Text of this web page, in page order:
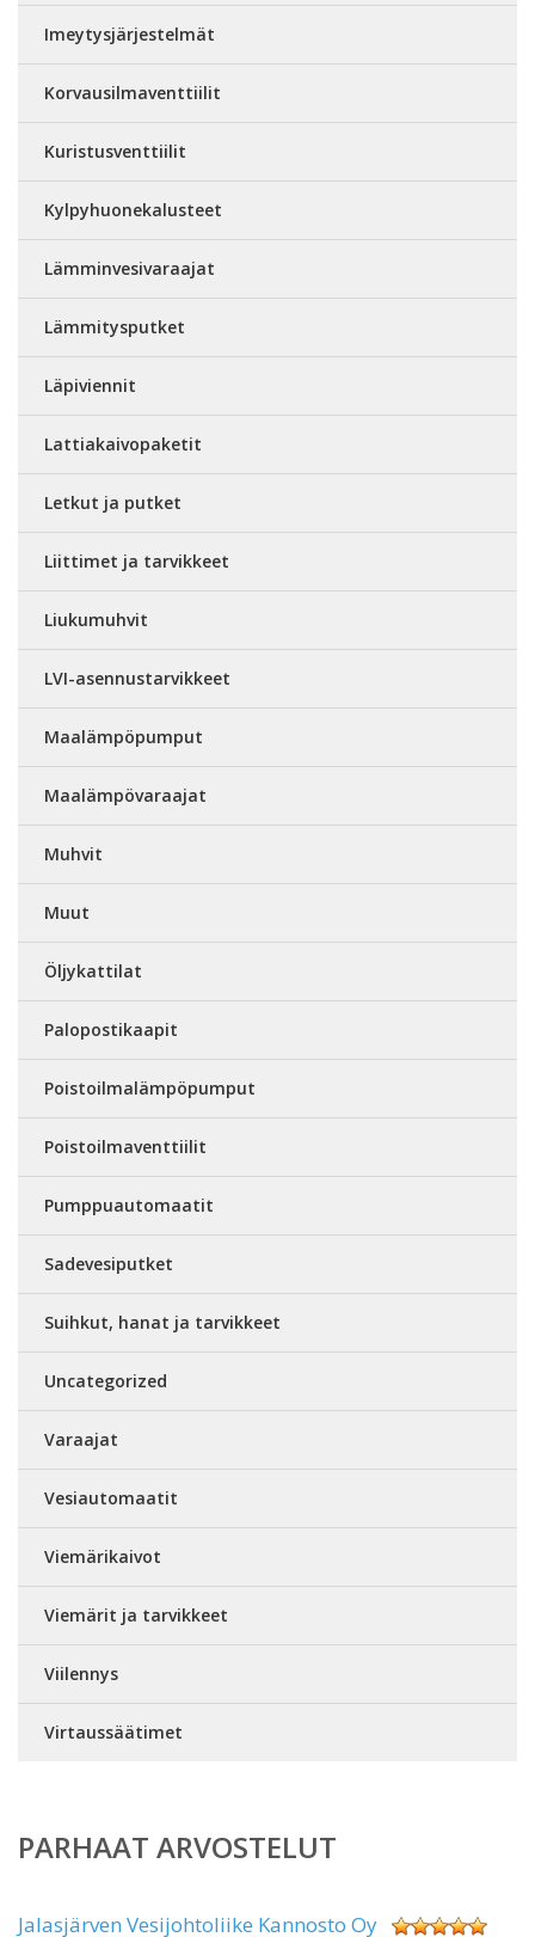
Imeytysjärjestelmät
Korvausilmaventtiilit
Kuristusventtiilit
Kylpyhuonekalusteet
Lämminvesivaraajat
Lämmitysputket
Läpiviennit
Lattiakaivopaketit
Letkut ja putket
Liittimet ja tarvikkeet
Liukumuhvit
LVI-asennustarvikkeet
Maalämpöpumput
Maalämpövaraajat
Muhvit
Muut
Öljykattilat
Palopostikaapit
Poistoilmalämpöpumput
Poistoilmaventtiilit
Pumppuautomaatit
Sadevesiputket
Suihkut, hanat ja tarvikkeet
Uncategorized
Varaajat
Vesiautomaatit
Viemärikaivot
Viemärit ja tarvikkeet
Viilennys
Virtaussäätimet
PARHAAT ARVOSTELUT
Jalasjärven Vesijohtoliike Kannosto Oy